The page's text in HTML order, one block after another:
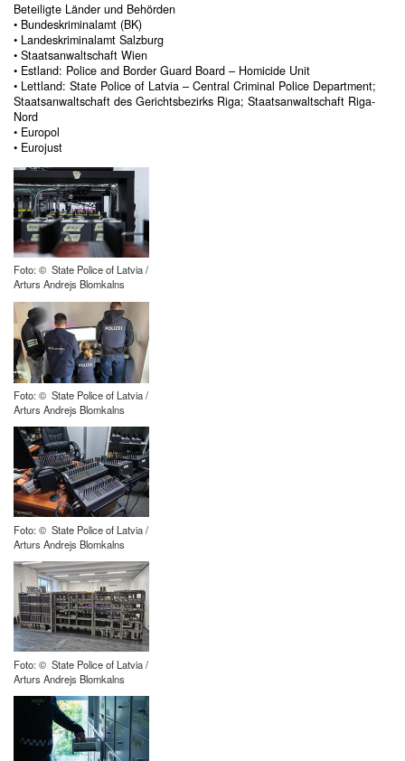
Beteiligte Länder und Behörden
• Bundeskriminalamt (BK)
• Landeskriminalamt Salzburg
• Staatsanwaltschaft Wien
• Estland: Police and Border Guard Board – Homicide Unit
• Lettland: State Police of Latvia – Central Criminal Police Department;
Staatsanwaltschaft des Gerichtsbezirks Riga; Staatsanwaltschaft Riga-
Nord
• Europol
• Eurojust
Foto: © State Police of Latvia /
Arturs Andrejs Blomkalns
Foto: © State Police of Latvia /
Arturs Andrejs Blomkalns
Foto: © State Police of Latvia /
Arturs Andrejs Blomkalns
Foto: © State Police of Latvia /
Arturs Andrejs Blomkalns